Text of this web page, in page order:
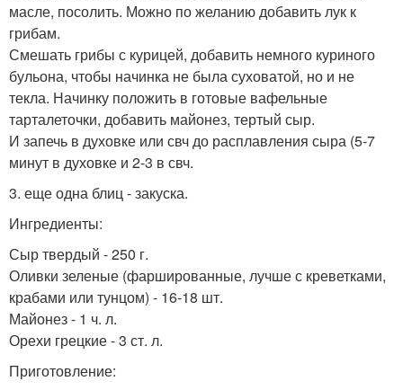
масле, посолить. Можно по желанию добавить лук к
грибам.
Смешать грибы с курицей, добавить немного куриного
бульона, чтобы начинка не была суховатой, но и не
текла. Начинку положить в готовые вафельные
тарталеточки, добавить майонез, тертый сыр.
И запечь в духовке или свч до расплавления сыра (5-7
минут в духовке и 2-3 в свч.
3. еще одна блиц - закуска.
Ингредиенты:
Сыр твердый - 250 г.
Оливки зеленые (фаршированные, лучше с креветками,
крабами или тунцом) - 16-18 шт.
Майонез - 1 ч. л.
Орехи грецкие - 3 ст. л.
Приготовление: